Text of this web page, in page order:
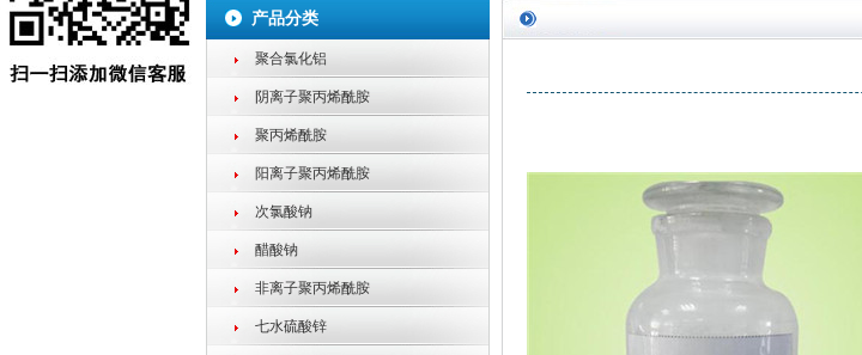
产品分类
聚合氯化铝
阴离子聚丙烯酰胺
聚丙烯酰胺
阳离子聚丙烯酰胺
次氯酸钠
醋酸钠
非离子聚丙烯酰胺
七水硫酸锌